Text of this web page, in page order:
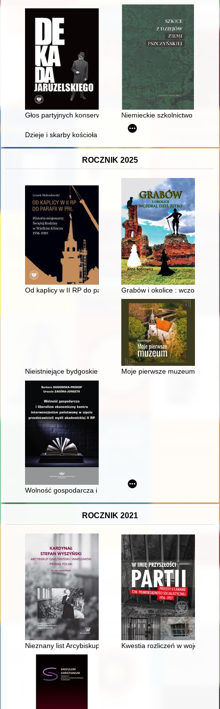
Głos partyjnych konserwatystów : Władysław Machejek i
Niemieckie szkolnictwo
Dzieje i skarby kościoła św. Jakuba w Toruniu - recenzja]
ROCZNIK 2025
Od kaplicy w II RP do parafii w PRL : historia misjonarzy
Grabów i okolice : wczoraj,
Nieistniejące bydgoskie pomniki i tablice pamiątkowe
Moje pierwsze muzeum
Wolność gospodarcza i liberalizm ekonomiczny kontra
ROCZNIK 2021
Nieznany list Arcybiskupa Nominata Stefana Wyszyńskiego
Kwestia rozliczeń w